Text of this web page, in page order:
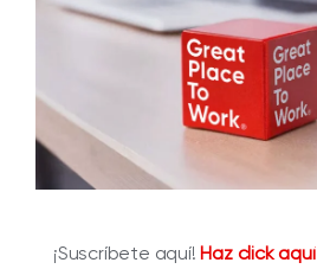
¡Suscríbete aquí! Haz click aquí